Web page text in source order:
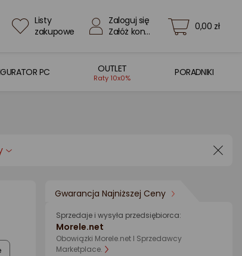
Listy
zakupowe
Zaloguj się
Załóż konto
0,00 zł
PC OUTLET
Raty 10x0%
PORADNIKI
Gwarancja Najniższej Ceny
Sprzedaje i wysyła przedsiębiorca:
Morele.net
Obowiązki Morele.net I Sprzedawcy
Marketplace.